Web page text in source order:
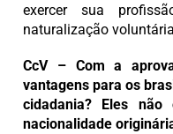
exercer sua
naturalização
CcV – Com a
vantagens para os
cidadania? Eles
nacionalidade